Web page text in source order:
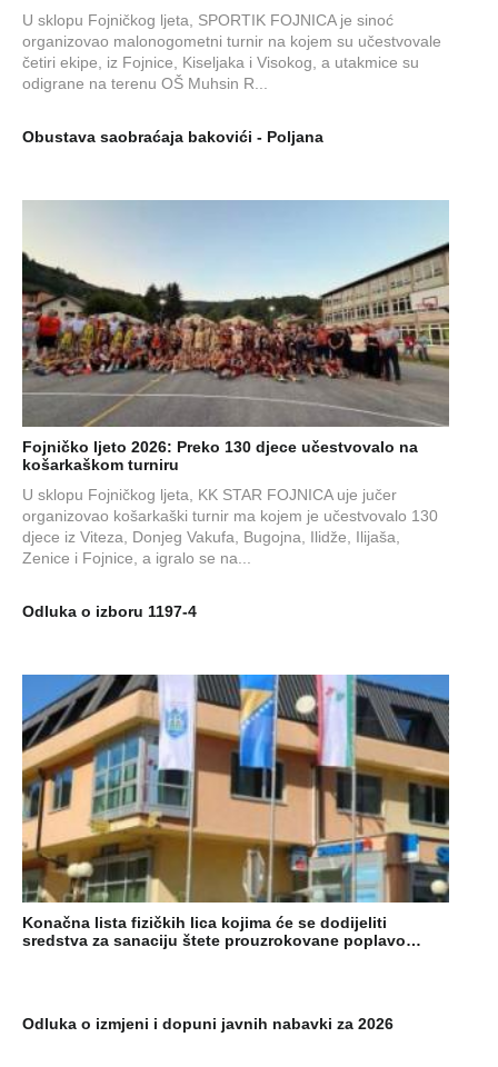
U sklopu Fojničkog ljeta, SPORTIK FOJNICA je sinoć
organizovao malonogometni turnir na kojem su učestvovale
četiri ekipe, iz Fojnice, Kiseljaka i Visokog, a utakmice su
odigrane na terenu OŠ Muhsin R...
Obustava saobraćaja bakovići - Poljana
Fojničko ljeto 2026: Preko 130 djece učestvovalo na
košarkaškom turniru
U sklopu Fojničkog ljeta, KK STAR FOJNICA uje jučer
organizovao košarkaški turnir ma kojem je učestvovalo 130
djece iz Viteza, Donjeg Vakufa, Bugojna, Ilidže, Ilijaša,
Zenice i Fojnice, a igralo se na...
Odluka o izboru 1197-4
Konačna lista fizičkih lica kojima će se dodijeliti
sredstva za sanaciju štete prouzrokovane poplavo…
Odluka o izmjeni i dopuni javnih nabavki za 2026